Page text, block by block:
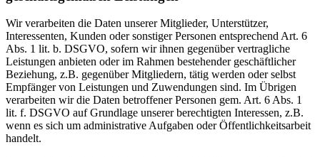
Wir verarbeiten die Daten unserer Mitglieder, Unterstützer,
Interessenten, Kunden oder sonstiger Personen entsprechend Art. 6
Abs. 1 lit. b. DSGVO, sofern wir ihnen gegenüber vertragliche
Leistungen anbieten oder im Rahmen bestehender geschäftlicher
Beziehung, z.B. gegenüber Mitgliedern, tätig werden oder selbst
Empfänger von Leistungen und Zuwendungen sind. Im Übrigen
verarbeiten wir die Daten betroffener Personen gem. Art. 6 Abs. 1
lit. f. DSGVO auf Grundlage unserer berechtigten Interessen, z.B.
wenn es sich um administrative Aufgaben oder Öffentlichkeitsarbeit
handelt.